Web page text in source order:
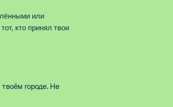
или
кто принял твои
городе. Не